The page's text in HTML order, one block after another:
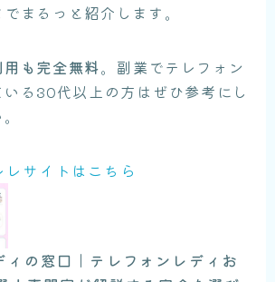
まるっと紹介します。
も完全無料。副業でテレフォン
いる30代以上の方はぜひ参考にし
サイトはこちら
ィの窓口｜テレフォンレディお